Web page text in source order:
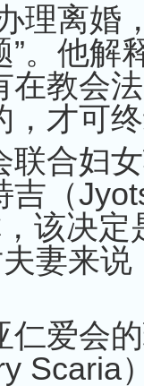
离婚
。他解
在教会
，才可
合妇女
吉（
该决定
夫妻来
爱会的
Scaria